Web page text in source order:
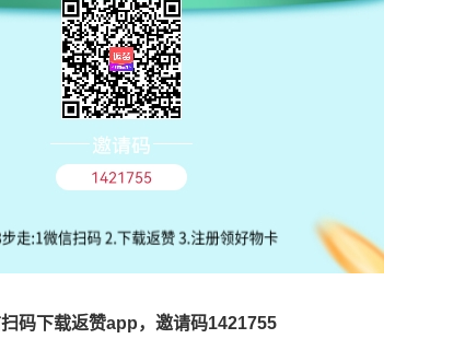
码下载返赞app，邀请码1421755